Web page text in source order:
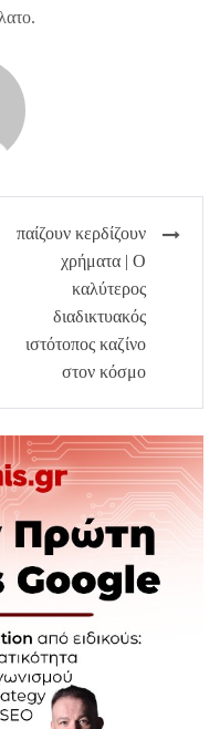
παίζουν κερδίζουν
χρήματα | Ο
καλύτερος
διαδικτυακός
ιστότοπος καζίνο
στον κόσμο